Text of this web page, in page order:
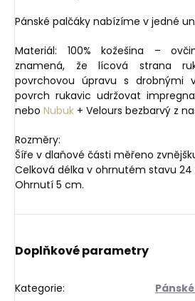
Pánské palčáky nabízíme v jedné
Materiál: 100% kožešina –
znamená, že lícová strana
povrchovou úpravu s drobnými
povrch rukavic udržovat
nebo Nubuk + Velours bezbarvý z
Rozměry:
Šíře v dlaňové části měřeno
Celková délka v ohrnutém stavu 24
Ohrnutí 5 cm.
Doplňkové parametry
Kategorie: